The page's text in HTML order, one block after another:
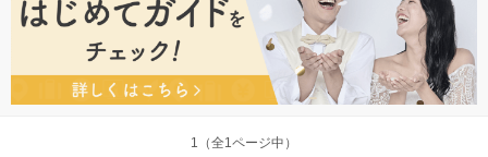
1（全1ページ中）